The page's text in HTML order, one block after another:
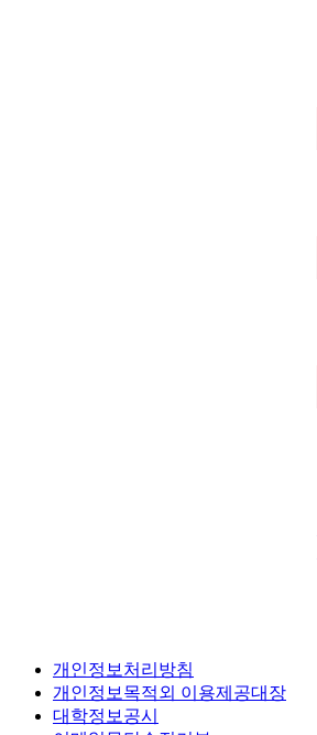
개인정보처리방침
개인정보목적외 이용제공대장
대학정보공시